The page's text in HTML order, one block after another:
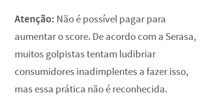
Atenção: Não é possível pagar para
aumentar o score. De acordo com a Serasa,
muitos golpistas tentam ludibriar
consumidores inadimplentes a fazer isso,
mas essa prática não é reconhecida.